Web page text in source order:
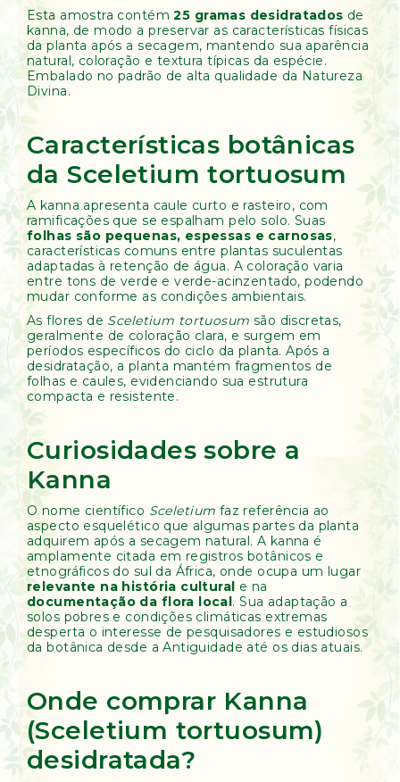
Esta amostra contém25 gramas desidratados de
kanna, de modo a preservar as características físicas
da planta após a secagem, mantendo sua aparência
natural, coloração e textura típicas da espécie.
Embalado no padrão de alta qualidade da Natureza
Divina.
Características botânicas
da Sceletium tortuosum
A kanna apresenta caule curto e rasteiro, com
ramificações que se espalham pelo solo. Suas
folhas são pequenas, espessas e carnosas,
características comuns entre plantas suculentas
adaptadas à retenção de água. A coloração varia
entre tons de verde e verde-acinzentado, podendo
mudar conforme as condições ambientais.
As flores de Sceletium tortuosum são discretas,
geralmente de coloração clara, e surgem em
períodos específicos do ciclo da planta. Após a
desidratação, a planta mantém fragmentos de
folhas e caules, evidenciando sua estrutura
compacta e resistente.
Curiosidades sobre a
Kanna
O nome científico Sceletium faz referência ao
aspecto esquelético que algumas partes da planta
adquirem após a secagem natural. A kanna é
amplamente citada em registros botânicos e
etnográficos do sul da África, onde ocupa um lugar
relevante na história cultural e na
documentação da flora local. Sua adaptação a
solos pobres e condições climáticas extremas
desperta o interesse de pesquisadores e estudiosos
da botânica desde a Antiguidade até os dias atuais.
Onde comprar Kanna
(Sceletium tortuosum)
desidratada?